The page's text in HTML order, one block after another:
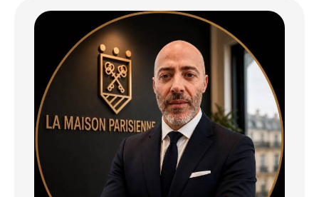
nombreux rangements? une cave et un box
complète le bien